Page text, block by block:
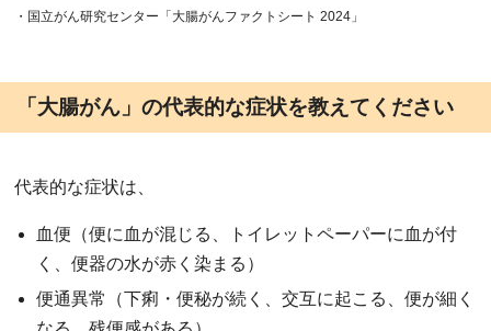
・国立がん研究センター「大腸がんファクトシート 2024」
「大腸がん」の代表的な症状を教えてください
代表的な症状は、
血便（便に血が混じる、トイレットペーパーに血が付
く、便器の水が赤く染まる）
便通異常（下痢・便秘が続く、交互に起こる、便が細く